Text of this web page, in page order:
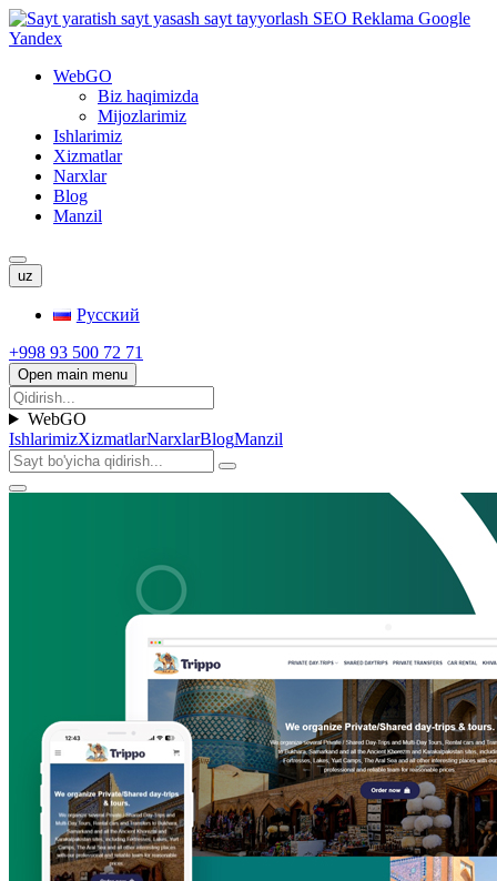
WebGO
Biz haqimizda
Mijozlarimiz
Ishlarimiz
Xizmatlar
Narxlar
Blog
Manzil
uz
Русский
+998 93 500 72 71
Open main menu
WebGO
IshlarimizXizmatlarNarxlarBlogManzil